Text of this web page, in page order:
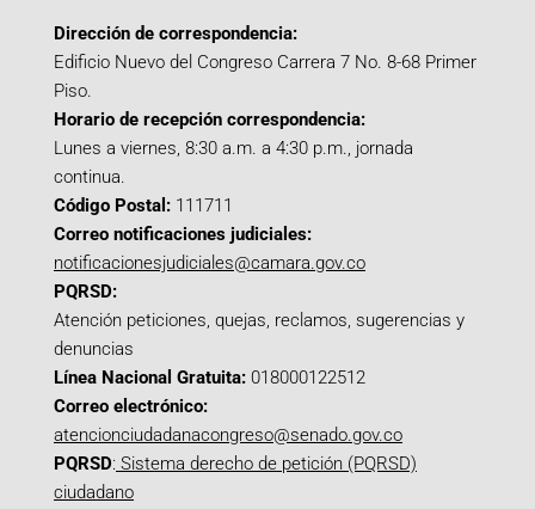
Dirección de correspondencia:
Edificio Nuevo del Congreso Carrera 7 No. 8-68 Primer
Piso.
Horario de recepción correspondencia:
Lunes a viernes, 8:30 a.m. a 4:30 p.m., jornada
continua.
Código Postal: 111711
Correo notificaciones judiciales:
notificacionesjudiciales@camara.gov.co
PQRSD:
Atención peticiones, quejas, reclamos, sugerencias y
denuncias
Línea Nacional Gratuita: 018000122512
Correo electrónico:
atencionciudadanacongreso@senado.gov.co
PQRSD: Sistema derecho de petición (PQRSD)
ciudadano